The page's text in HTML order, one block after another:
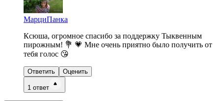
МарциПанка
Ксюша, огромное спасибо за поддержку Тыквенным
пирожным! 💐 💗 Мне очень приятно было получить от
тебя голос 😘
Ответить Оценить
1 ответ